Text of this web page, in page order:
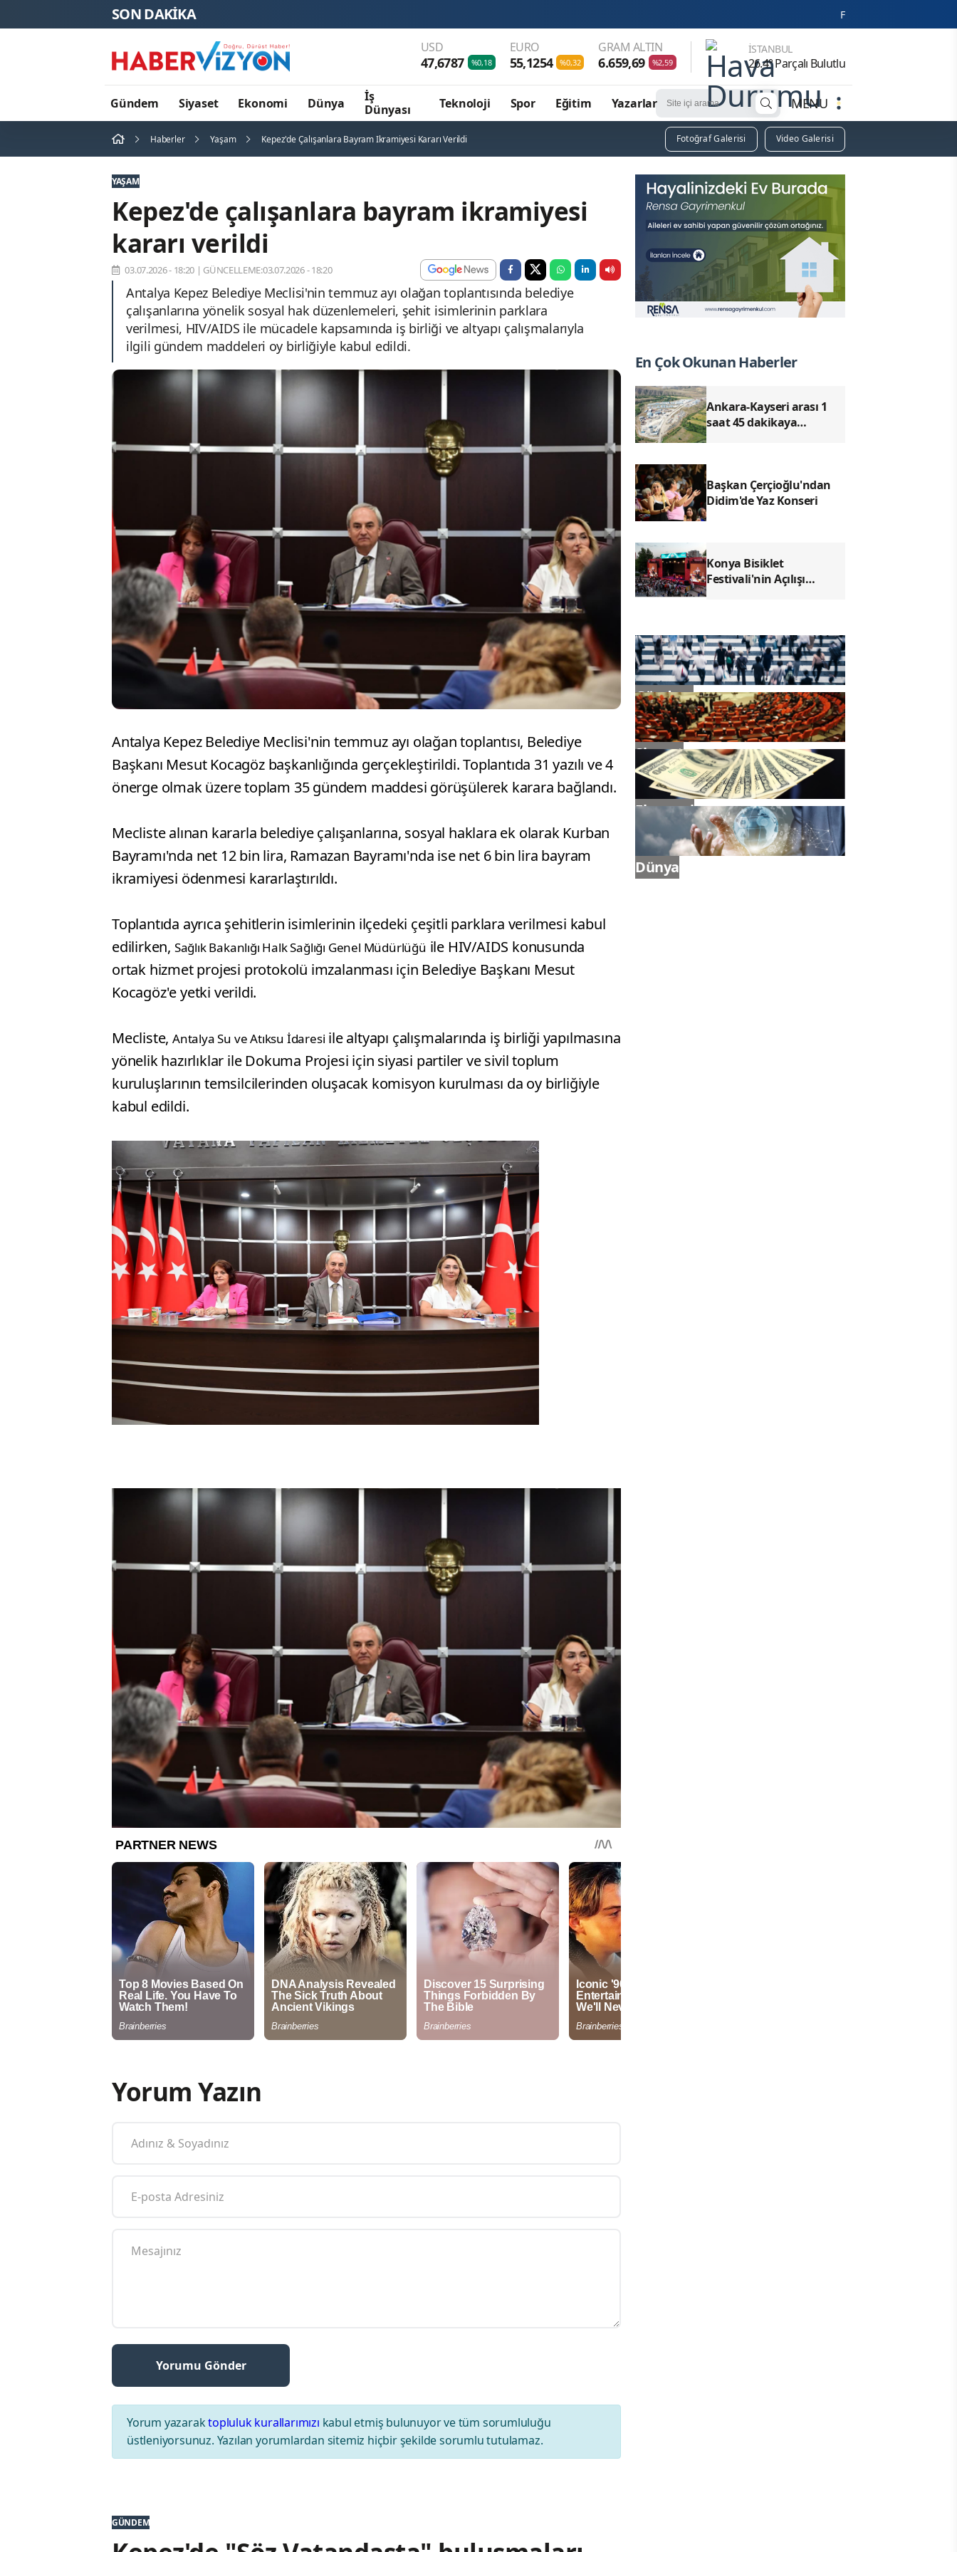
SON DAKİKA Fenerbahçe'den Romelu Lukaku hamlesi!
USD
47,6787 %0,18
EURO
55,1254 %0,32
GRAM ALTIN
6.659,69 %2,59
İSTANBUL
26.4° Parçalı Bulutlu
Gündem Siyaset Ekonomi Dünya
İş
Dünyası
Teknoloji Spor Eğitim Yazarlar MENU
Haberler Yaşam Kepez'de Çalışanlara Bayram Ikramiyesi Kararı Verildi Fotoğraf Galerisi Video Galerisi
YAŞAM
Kepez'de çalışanlara bayram ikramiyesi
kararı verildi
03.07.2026 - 18:20 | GÜNCELLEME:03.07.2026 - 18:20
Antalya Kepez Belediye Meclisi'nin temmuz ayı olağan toplantısında belediye
çalışanlarına yönelik sosyal hak düzenlemeleri, şehit isimlerinin parklara
verilmesi, HIV/AIDS ile mücadele kapsamında iş birliği ve altyapı çalışmalarıyla
ilgili gündem maddeleri oy birliğiyle kabul edildi.
Antalya Kepez Belediye Meclisi'nin temmuz ayı olağan toplantısı, Belediye
Başkanı Mesut Kocagöz başkanlığında gerçekleştirildi. Toplantıda 31 yazılı ve 4
önerge olmak üzere toplam 35 gündem maddesi görüşülerek karara bağlandı.
Mecliste alınan kararla belediye çalışanlarına, sosyal haklara ek olarak Kurban
Bayramı'nda net 12 bin lira, Ramazan Bayramı'nda ise net 6 bin lira bayram
ikramiyesi ödenmesi kararlaştırıldı.
Toplantıda ayrıca şehitlerin isimlerinin ilçedeki çeşitli parklara verilmesi kabul
edilirken, Sağlık Bakanlığı Halk Sağlığı Genel Müdürlüğü ile HIV/AIDS konusunda
ortak hizmet projesi protokolü imzalanması için Belediye Başkanı Mesut
Kocagöz'e yetki verildi.
Mecliste, Antalya Su ve Atıksu İdaresi ile altyapı çalışmalarında iş birliği yapılmasına
yönelik hazırlıklar ile Dokuma Projesi için siyasi partiler ve sivil toplum
kuruluşlarının temsilcilerinden oluşacak komisyon kurulması da oy birliğiyle
kabul edildi.
Yorum Yazın
Yorum yazaraktopluluk kurallarımızı kabul etmiş bulunuyor ve tüm sorumluluğu
üstleniyorsunuz. Yazılan yorumlardan sitemiz hiçbir şekilde sorumlu tutulamaz.
GÜNDEM
En Çok Okunan Haberler
Ankara-Kayseri arası 1
saat 45 dakikaya
Başkan Çerçioğlu'ndan
Didim'de Yaz Konseri
Konya Bisiklet
Festivali'nin Açılışı
Gündem
Siyaset
Ekonomi
Dünya